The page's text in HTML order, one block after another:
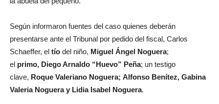
Según informaron fuentes del caso quienes deberán
presentarse ante el Tribunal por pedido del fiscal, Carlos
Schaeffer, el tío del niño, Miguel Ángel Noguera;
el primo, Diego Arnaldo “Huevo” Peña; un testigo
clave, Roque Valeriano Noguera; Alfonso Benítez, Gabina
Valeria Noguera y Lidia Isabel Noguera.